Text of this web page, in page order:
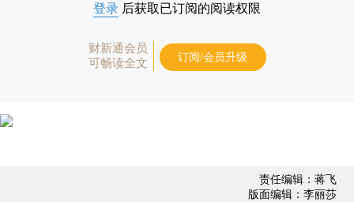
登录 后获取已订阅的阅读权限
财新通会员
可畅读全文
订阅/会员升级
责任编辑：蒋飞
版面编辑：李丽莎